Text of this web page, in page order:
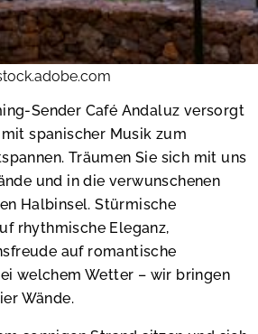
Sender Café Andaluz versorgt
spanischer Musik zum
Träumen Sie sich mit uns
und in die verwunschenen
Halbinsel. Stürmische
rhythmische Eleganz,
auf romantische
welchem Wetter – wir bringen
Wände.